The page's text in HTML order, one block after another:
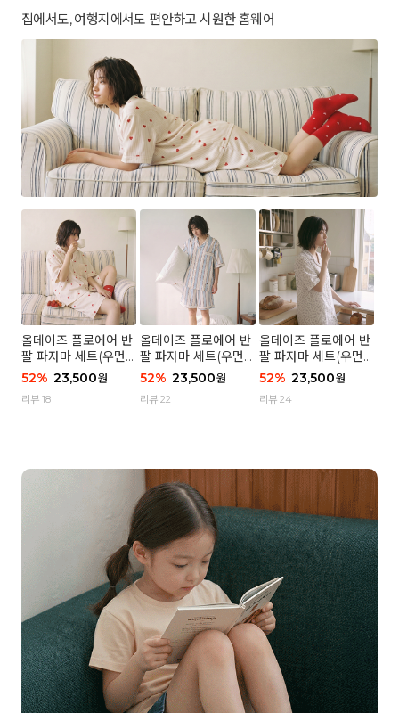
집에서도, 여행지에서도 편안하고 시원한 홈웨어
올데이즈 플로에어 반
팔 파자마 세트(우먼)
- 04 하트 컨페티
52% 23,500원
리뷰 18
올데이즈 플로에어 반
팔 파자마 세트(우먼)
- 03 브리즈 스트라이
52% 23,500원
리뷰 22
올데이즈 플로에어 반
팔 파자마 세트(우먼)
- 01 포슬 가든
52% 23,500원
리뷰 24